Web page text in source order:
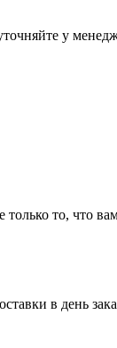
у
только то, что
в день